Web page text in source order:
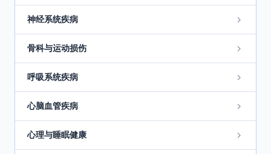
神经系统疾病
骨科与运动损伤
呼吸系统疾病
心脑血管疾病
心理与睡眠健康